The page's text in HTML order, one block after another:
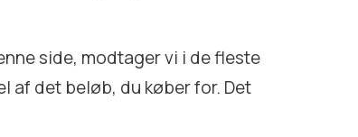
side, modtager vi i de fleste
det beløb, du køber for. Det